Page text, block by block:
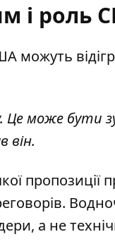
і роль
можуть
може бути
він.
пропозиції
а не